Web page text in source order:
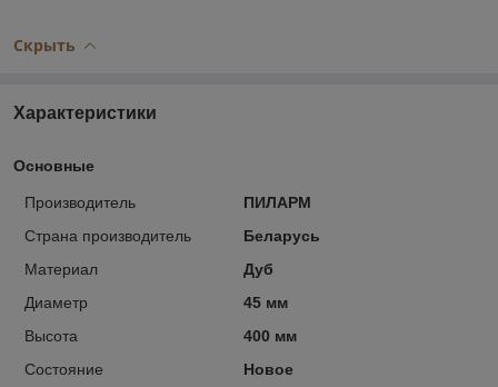
Скрыть
Характеристики
Основные
Производитель
ПИЛАРМ
Страна производитель
Беларусь
Материал
Дуб
Диаметр
45 мм
Высота
400 мм
Состояние
Новое